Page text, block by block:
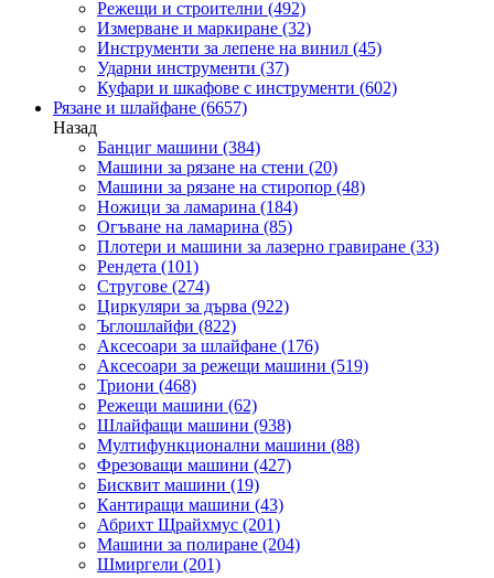
Режещи и строителни (492)
Измерване и маркиране (32)
Инструменти за лепене на винил (45)
Ударни инструменти (37)
Куфари и шкафове с инструменти (602)
Рязане и шлайфане (6657)
Назад
Банциг машини (384)
Машини за рязане на стени (20)
Машини за рязане на стиропор (48)
Ножици за ламарина (184)
Огъване на ламарина (85)
Плотери и машини за лазерно гравиране (33)
Рендета (101)
Стругове (274)
Циркуляри за дърва (922)
Ъглошлайфи (822)
Аксесоари за шлайфане (176)
Аксесоари за режещи машини (519)
Триони (468)
Режещи машини (62)
Шлайфащи машини (938)
Мултифункционални машини (88)
Фрезоващи машини (427)
Бисквит машини (19)
Кантиращи машини (43)
Абрихт Щрайхмус (201)
Машини за полиране (204)
Шмиргели (201)